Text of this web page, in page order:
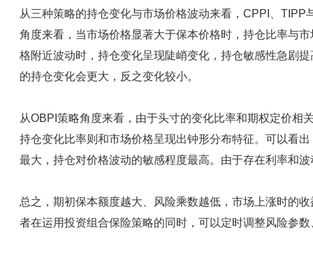
从三种策略的持仓变化与市场价格波动来看，CPPI、
角度来看，当市场价格显著大于保本价格时，持仓比率与
格附近波动时，持仓变化呈现陡峭变化，持仓敏感性急剧
的持仓变化会更大，反之变化较小。
从OBPI策略角度来看，由于头寸的变化比率和期权定价相
持仓变化比率则和市场价格呈现出钟形分布特征。可以看
最大，持仓对价格波动的敏感程度最高。由于存在利率和
总之，期初保本额度越大、风险乘数越低，市场上涨时的
者在运用投资组合保险策略的同时，可以定时调整风险参